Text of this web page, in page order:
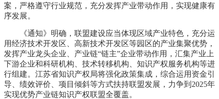
案，严格遵守行业规范，充分发挥产业带动作用，实现健康有
序发展。
《通知》明确，联盟建设应当体现区域产业特色，充分运
用经济技术开发区、高新技术开发区等园区的产业集聚优势，
发挥产业龙头企业、产业链“链主”企业带动作用，汇集产业上
下游企业和科研机构、技术转移机构、知识产权服务机构等进
行组建。江苏省知识产权局将强化政策集成，综合运用资金引
导、绩效评价、项目倾斜等方式扶持联盟发展，力争到2025年
实现优势产业链知识产权联盟全覆盖。